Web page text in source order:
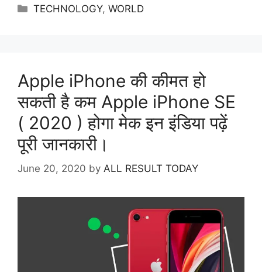
Categories
TECHNOLOGY,WORLD
Apple iPhone की कीमत हो
सकती है कम Apple iPhone SE
( 2020 ) होगा मेक इन इंडिया पढ़ें
पूरी जानकारी।
June 20, 2020 by ALL RESULT TODAY